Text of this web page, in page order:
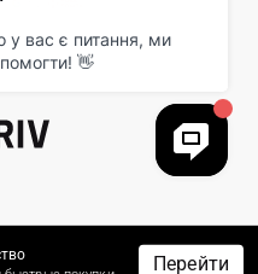
Rights Reserved.
Перейти